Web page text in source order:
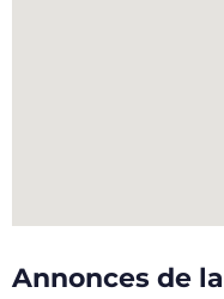
Annonces de